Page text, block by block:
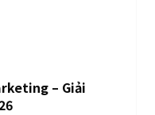
– Giải